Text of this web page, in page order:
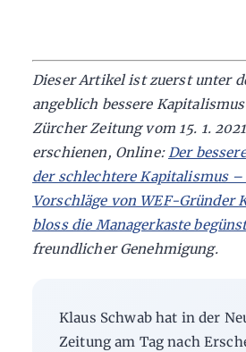
Dieser Artikel ist zuerst unter
angeblich bessere
Zürcher Zeitung vom 15. 1.
erschienen, Online:Der
der schlechtere Kapitalismus
Vorschläge von WEF-Gründer
bloss die Managerkaste
freundlicher Genehmigung.
Klaus Schwab hat in der
Zeitung am Tag nach